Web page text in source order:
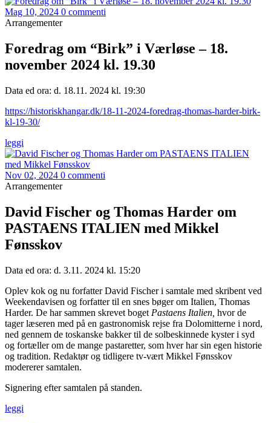
Mag 10, 2024 0 commenti
Arrangementer
Foredrag om “Birk” i Værløse – 18.
november 2024 kl. 19.30
Data ed ora: d. 18.11. 2024 kl. 19:30
https://historiskhangar.dk/18-11-2024-foredrag-thomas-harder-birk-
kl-19-30/
leggi
Nov 02, 2024 0 commenti
Arrangementer
David Fischer og Thomas Harder om
PASTAENS ITALIEN med Mikkel
Fønsskov
Data ed ora: d. 3.11. 2024 kl. 15:20
Oplev kok og nu forfatter David Fischer i samtale med skribent ved
Weekendavisen og forfatter til en snes bøger om Italien, Thomas
Harder. De har sammen skrevet boget Pastaens Italien, hvor de
tager læseren med på en gastronomisk rejse fra Dolomitterne i nord,
ned gennem de toskanske bakker til de solbeskinnede kyster i syd
og fortæller om de mange pastaretter, som hver har sin egen historie
og tradition. Redaktør og tidligere tv-vært Mikkel Fønsskov
modererer samtalen.
Signering efter samtalen på standen.
leggi